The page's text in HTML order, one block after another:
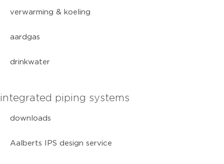
verwarming & koeling
aardgas
drinkwater
integrated piping systems
downloads
Aalberts IPS design service